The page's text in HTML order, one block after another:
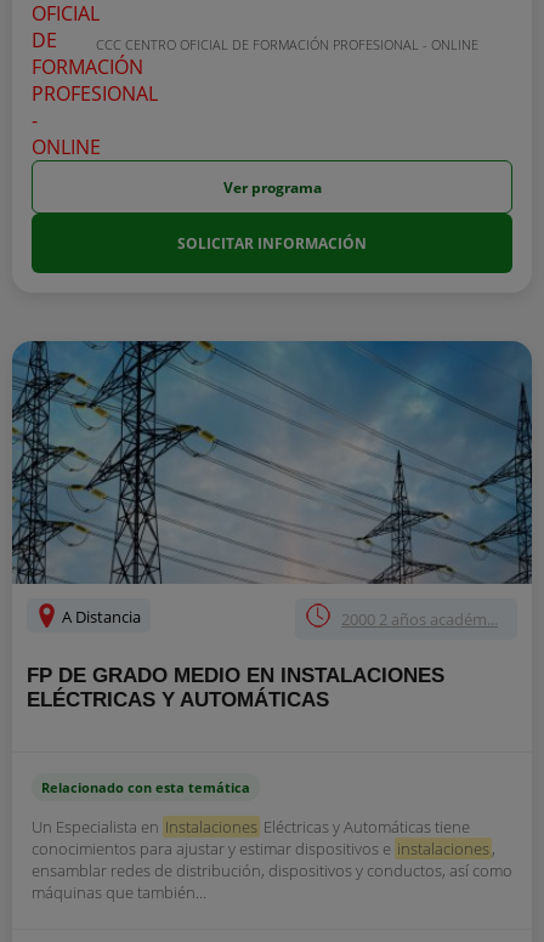
CCC CENTRO OFICIAL DE FORMACIÓN PROFESIONAL - ONLINE
Ver programa
SOLICITAR INFORMACIÓN
A Distancia 2000 2 años académ...
FP DE GRADO MEDIO EN INSTALACIONES
ELÉCTRICAS Y AUTOMÁTICAS
Relacionado con esta temática
Un Especialista en Instalaciones Eléctricas y Automáticas tiene
conocimientos para ajustar y estimar dispositivos e instalaciones,
ensamblar redes de distribución, dispositivos y conductos, así como
máquinas que también...